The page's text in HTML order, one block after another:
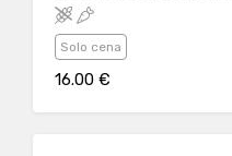
cihef
Solo cena
16.00 €